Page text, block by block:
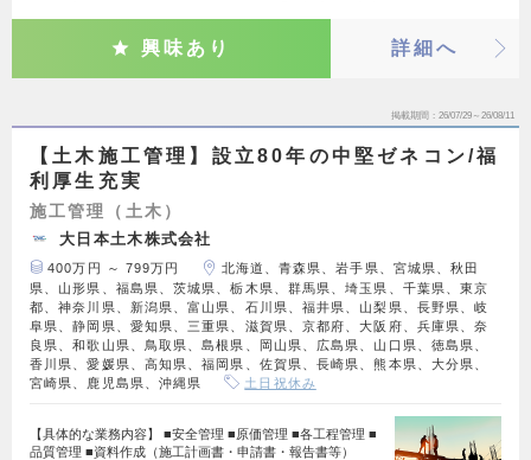
興味あり 詳細へ
掲載期間 26/07/29～26/08/11
【土木施工管理】設立80年の中堅ゼネコン/福
利厚生充実
施工管理（土木）
大日本土木株式会社
400万円 ～ 799万円
北海道、青森県、岩手県、宮城県、秋田
県、山形県、福島県、茨城県、栃木県、群馬県、埼玉県、千葉県、東京
都、神奈川県、新潟県、富山県、石川県、福井県、山梨県、長野県、岐
阜県、静岡県、愛知県、三重県、滋賀県、京都府、大阪府、兵庫県、奈
良県、和歌山県、鳥取県、島根県、岡山県、広島県、山口県、徳島県、
香川県、愛媛県、高知県、福岡県、佐賀県、長崎県、熊本県、大分県、
宮崎県、鹿児島県、沖縄県
土日祝休み
【具体的な業務内容】 ■安全管理 ■原価管理 ■各工程管理 ■
品質管理 ■資料作成（施工計画書・申請書・報告書等）